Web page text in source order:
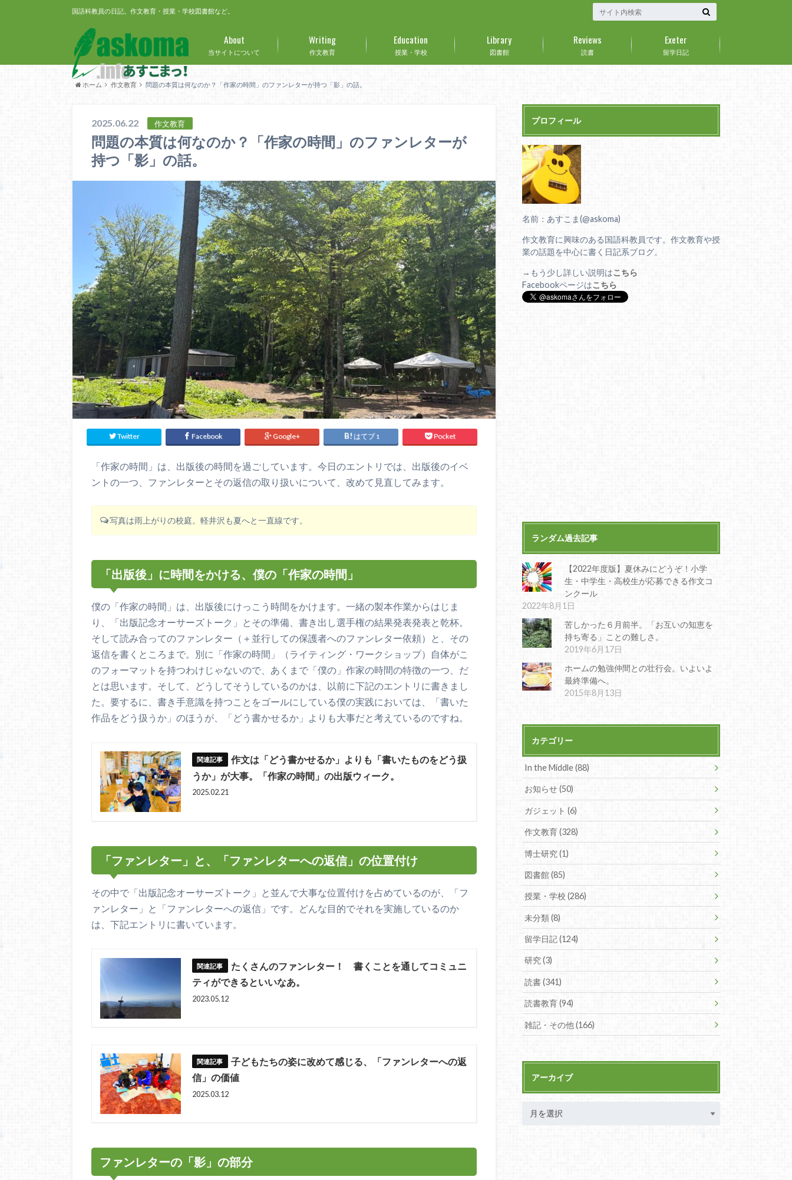
国語科教員の日記。作文教育・授業・学校図書館など。
当サイトについて
About
作文教育
Writing
授業・学校
Education
図書館
Library
読書
Reviews
留学日記
Exeter
ホーム 作文教育 問題の本質は何なのか？「作家の時間」のファンレターが持つ「影」の話。
2025.06.22 作文教育
問題の本質は何なのか？「作家の時間」のファンレターが
持つ「影」の話。
Twitter Facebook Google+ はてブ 1 Pocket
「作家の時間」は、出版後の時間を過ごしています。今日のエントリでは、出版後のイベ
ントの一つ、ファンレターとその返信の取り扱いについて、改めて見直してみます。
写真は雨上がりの校庭。軽井沢も夏へと一直線です。
「出版後」に時間をかける、僕の「作家の時間」
僕の「作家の時間」は、出版後にけっこう時間をかけます。一緒の製本作業からはじま
り、「出版記念オーサーズトーク」とその準備、書き出し選手権の結果発表発表と乾杯。
そして読み合ってのファンレター（＋並行しての保護者へのファンレター依頼）と、その
返信を書くところまで。別に「作家の時間」（ライティング・ワークショップ）自体がこ
のフォーマットを持つわけじゃないので、あくまで「僕の」作家の時間の特徴の一つ、だ
とは思います。そして、どうしてそうしているのかは、以前に下記のエントリに書きまし
た。要するに、書き手意識を持つことをゴールにしている僕の実践においては、「書いた
作品をどう扱うか」のほうが、「どう書かせるか」よりも大事だと考えているのですね。
作文は「どう書かせるか」よりも「書いたものをどう扱
うか」が大事。「作家の時間」の出版ウィーク。
2025.02.21
「ファンレター」と、「ファンレターへの返信」の位置付け
その中で「出版記念オーサーズトーク」と並んで大事な位置付けを占めているのが、「フ
ァンレター」と「ファンレターへの返信」です。どんな目的でそれを実施しているのか
は、下記エントリに書いています。
たくさんのファンレター！ 書くことを通してコミュニ
ティができるといいなあ。
2023.05.12
子どもたちの姿に改めて感じる、「ファンレターへの返
信」の価値
2025.03.12
ファンレターの「影」の部分
プロフィール
名前：あすこま(@askoma)
作文教育に興味のある国語科教員です。作文教育や授
業の話題を中心に書く日記系ブログ。
→もう少し詳しい説明はこちら
Facebookページはこちら
ランダム過去記事
【2022年度版】夏休みにどうぞ！小学
生・中学生・高校生が応募できる作文コ
ンクール
2022年8月1日
苦しかった６月前半。「お互いの知恵を
持ち寄る」ことの難しさ。
2019年6月17日
ホームの勉強仲間との壮行会。いよいよ
最終準備へ。
2015年8月13日
カテゴリー
In the Middle (88)
お知らせ (50)
ガジェット (6)
作文教育 (328)
博士研究 (1)
図書館 (85)
授業・学校 (286)
未分類 (8)
留学日記 (124)
研究 (3)
読書 (341)
読書教育 (94)
雑記・その他 (166)
アーカイブ